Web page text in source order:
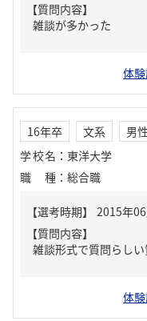
【質問内容】
雑談が多かった
体
16年卒 文系
男性
学校名 ： 東洋大学
職種 ： 総合職
【質問内容】
雑談形式で質問らしい
体